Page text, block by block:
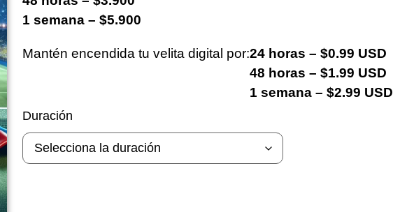
1 semana – $5.900
Mantén encendida tu velita digital por:24 horas – $0.99 USD
48 horas – $1.99 USD
1 semana – $2.99 USD
Duración